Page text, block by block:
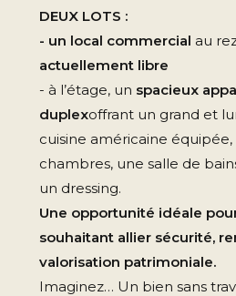
DEUX LOTS :
- un local commercial au
actuellement libre
- à l’étage, un spacieux
duplexoffrant un grand et
cuisine américaine
chambres, une salle de
un dressing.
Une opportunité idéale
souhaitant allier sécurité,
valorisation patrimoniale.
Imaginez… Un bien sans